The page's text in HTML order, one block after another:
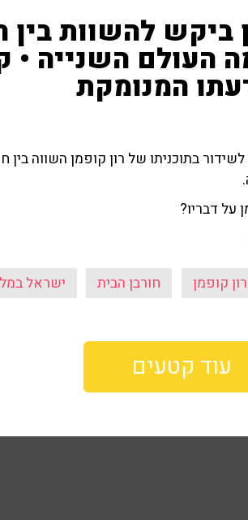
ביקש להשוות בין
העולם השנייה
המנומקת
בתוכניתו של רון קופמן השווה
על דבריו?
רון קופמן חורבן הבית ישראל
עוד קטעים